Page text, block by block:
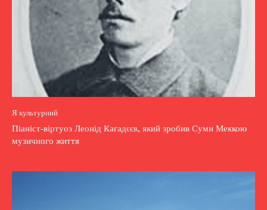
Я культурний
Піаніст-віртуоз Леонід Кагадєєв, який зробив Суми Меккою
музичного життя